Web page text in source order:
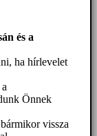
és a
ha hírlevelet
Önnek
vissza